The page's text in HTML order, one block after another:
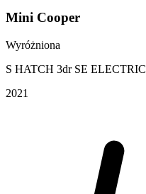
Mini Cooper
Wyróżniona
S HATCH 3dr SE ELECTRIC
2021